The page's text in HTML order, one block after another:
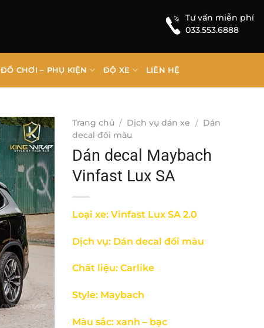
Tư vấn miễn phí
033.553.6888
ĐỒ CHƠI – PHỤ KIỆN ĐỘ XE LIÊN HỆ
Trang chủ / Dịch vụ dán xe / Dán
decal đổi màu
Dán decal Maybach
Vinfast Lux SA
Loại xe: Vinfast Lux SA 2.0
Dịch vụ: Dán decal đổi màu
Chất liệu: Carlike
Style: Maybach
Màu sắc: xanh – bạc